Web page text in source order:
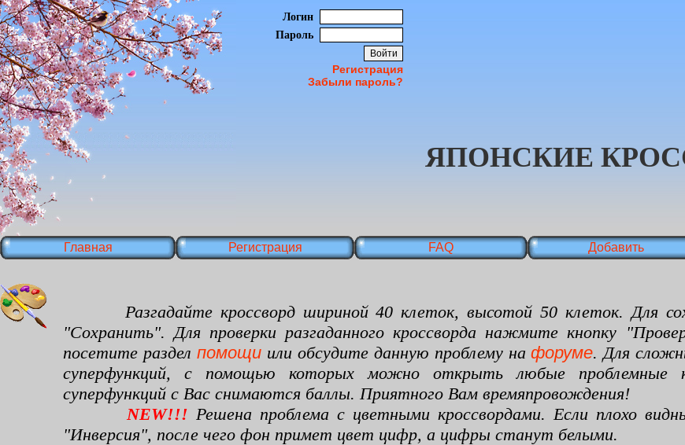
Логин
Пароль
Регистрация
Забыли пароль?
ЯПОНСКИЕ
Главная Регистрация FAQ Добавить
Разгадайте кроссворд шириной 40 клеток, высотой 50 клеток. Для
"Сохранить". Для проверки разгаданного кроссворда нажмите кнопку
посетите раздел помощиили обсудите данную проблему нафоруме. Для
суперфункций, с помощью которых можно открыть любые проблемные
суперфункций с Вас снимаются баллы. Приятного Вам времяпровождения!
NEW!!! Решена проблема с цветными кроссвордами. Если плохо
"Инверсия", после чего фон примет цвет цифр, а цифры станут белыми.